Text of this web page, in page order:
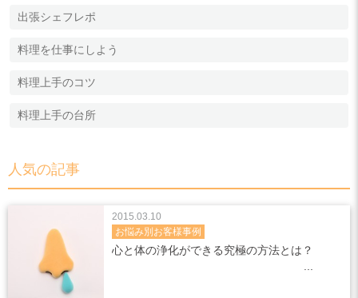
出張シェフレポ
料理を仕事にしよう
料理上手のコツ
料理上手の台所
人気の記事
心と体の浄化ができる究極の方法とは？
お悩み別お客様事例
2015.03.10